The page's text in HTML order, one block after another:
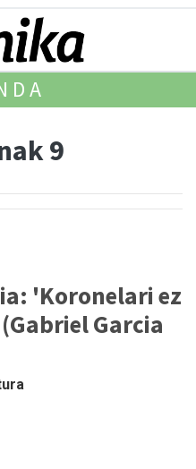
9
'Koronelari ez
Garcia